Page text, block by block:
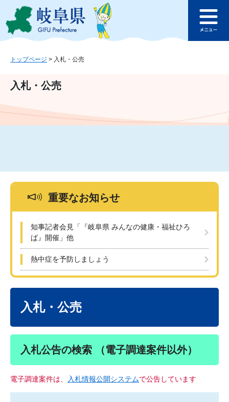
ジ
ュ
文
このページの本文へ
ュ
トップページ > 入札・公売
入札・公売
重要なお知らせ
知事記者会見「『岐阜県 みんなの健康・福祉ひろ
ば』開催」他
熱中症を予防しましょう
入札・公売
入札公告の検索 （電子調達案件以外）
電子調達案件は、 入札情報公開システムで公告しています